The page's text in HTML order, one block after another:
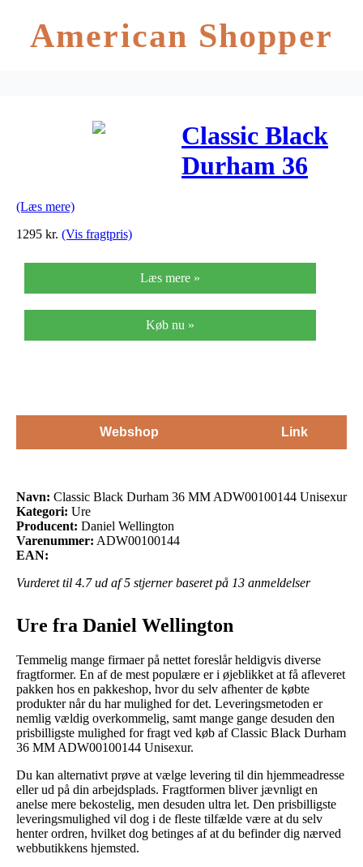
American Shopper
Classic Black
Durham 36
Unisexur
(Læs mere)
1295 kr. (Vis fragtpris)
Læs mere »
Køb nu »
Webshop Link
Navn: Classic Black Durham 36 MM ADW00100144 Unisexur
Kategori: Ure
Producent: Daniel Wellington
Varenummer: ADW00100144
EAN:
Vurderet til 4.7ud af 5 stjerner baseret på 13 anmeldelser
Ure fra Daniel Wellington
Temmelig mange firmaer på nettet foreslår heldigvis diverse
fragtformer. En af de mest populære er i øjeblikket at få afleveret
pakken hos en pakkeshop, hvor du selv afhenter de købte
produkter når du har mulighed for det. Leveringsmetoden er
nemlig vældig overkommelig, samt mange gange desuden den
prisbilligste mulighed for fragt ved køb af Classic Black Durham
36 MM ADW00100144 Unisexur.
Du kan alternativt prøve at vælge levering til din hjemmeadresse
eller ud på din arbejdsplads. Fragtformen bliver jævnligt en
anelse mere bekostelig, men desuden ultra let. Den prisbilligste
leveringsmulighed vil dog i de fleste tilfælde være at du selv
henter ordren, hvilket dog betinges af at du befinder dig nærved
webbutikkens hjemsted.